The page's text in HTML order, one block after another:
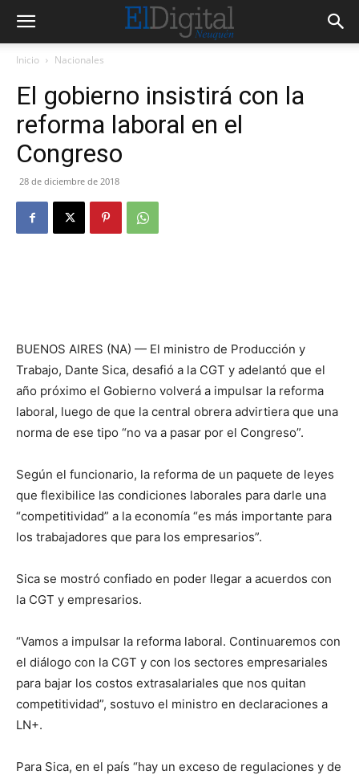
Inicio Nacionales
El gobierno insistirá con la
reforma laboral en el
Congreso
28 de diciembre de 2018
BUENOS AIRES (NA) — El ministro de Producción y
Trabajo, Dante Sica, desafió a la CGT y adelantó que el
año próximo el Gobierno volverá a impulsar la reforma
laboral, luego de que la central obrera advirtiera que una
norma de ese tipo “no va a pasar por el Congreso”.
Según el funcionario, la reforma de un paquete de leyes
que flexibilice las condiciones laborales para darle una
“competitividad” a la economía “es más importante para
los trabajadores que para los empresarios”.
Sica se mostró confiado en poder llegar a acuerdos con
la CGT y empresarios.
“Vamos a impulsar la reforma laboral. Continuaremos con
el diálogo con la CGT y con los sectores empresariales
para bajar los costos extrasalariales que nos quitan
competitividad”, sostuvo el ministro en declaraciones a
LN+.
Para Sica, en el país “hay un exceso de regulaciones y de